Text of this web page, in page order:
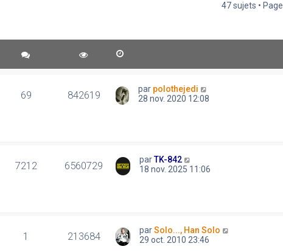
47 sujets • Page
69 842619 par polothejedi
28 nov. 2020 12:08
7212 6560729 parTK-842
18 nov. 2025 11:06
1 213684 parSolo..., Han Solo
29 oct. 2010 23:46